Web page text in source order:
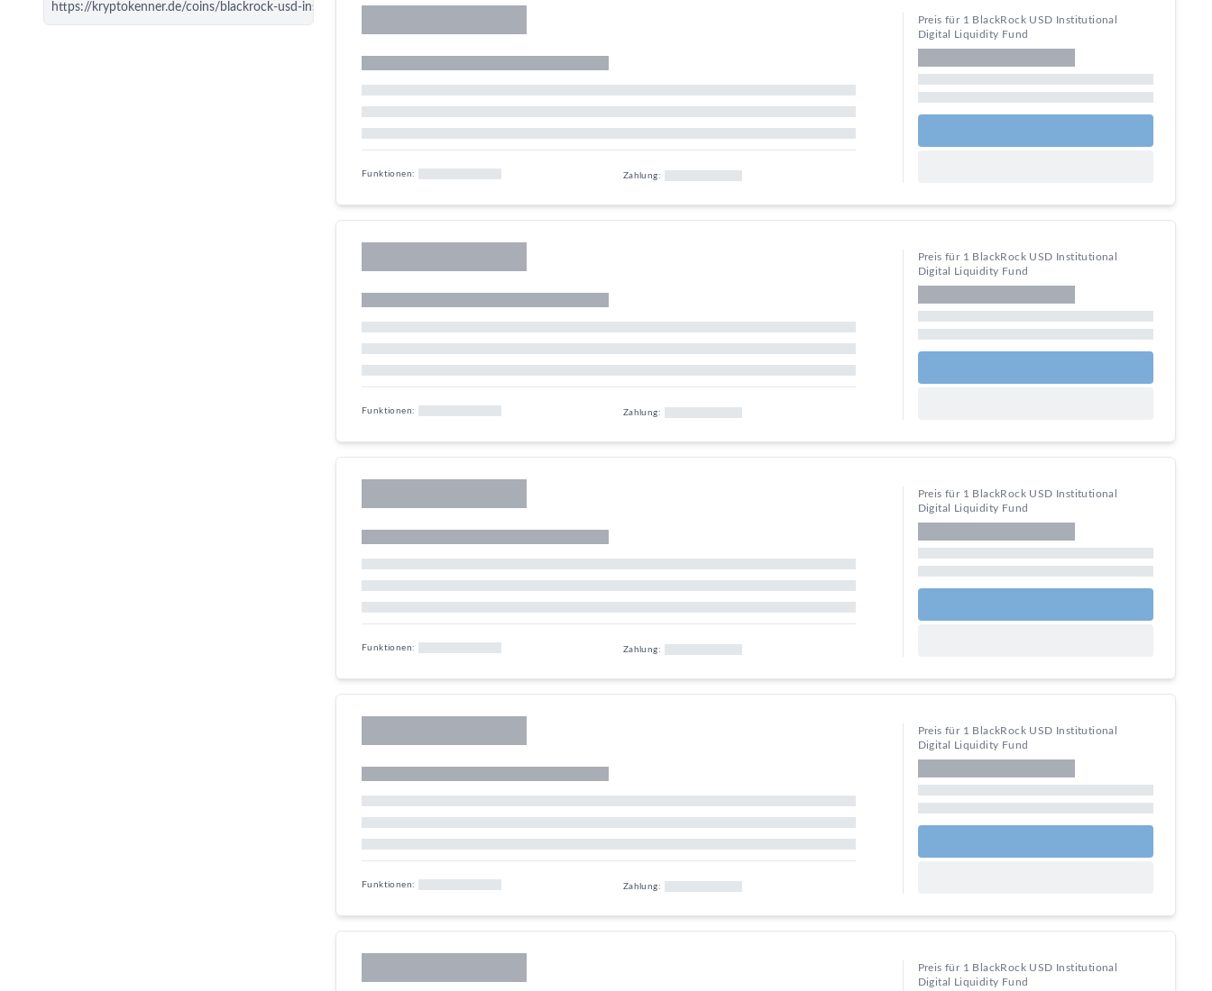
https://kryptokenner.de/coins/blackrock-usd-institutional-digital-liquidity-fund/kaufen/?coin=blackrock-usd-institutional-digital-liquidity-fund&currency=eur&amount=1
Funktionen: Zahlung:
Preis für 1 BlackRock USD Institutional
Digital Liquidity Fund
Funktionen: Zahlung:
Preis für 1 BlackRock USD Institutional
Digital Liquidity Fund
Funktionen: Zahlung:
Preis für 1 BlackRock USD Institutional
Digital Liquidity Fund
Funktionen: Zahlung:
Preis für 1 BlackRock USD Institutional
Digital Liquidity Fund
Preis für 1 BlackRock USD Institutional
Digital Liquidity Fund